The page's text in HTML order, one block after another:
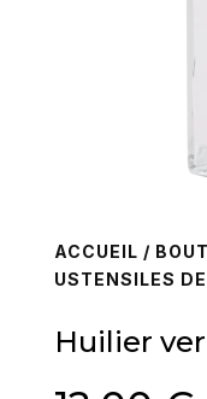
ACCUEIL /
USTENSILES
Huilier